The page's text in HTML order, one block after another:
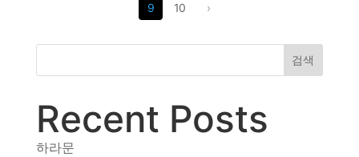
9
10 ›
검색
Recent Posts
하라문